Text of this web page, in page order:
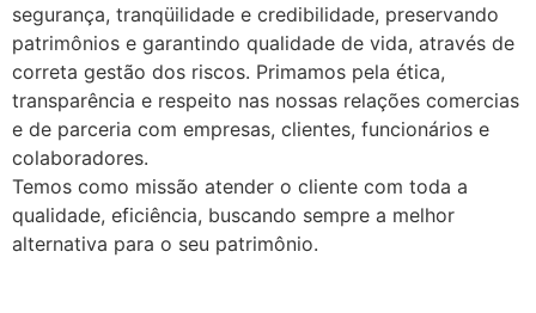
segurança, tranqüilidade e credibilidade, preservando
patrimônios e garantindo qualidade de vida, através de
correta gestão dos riscos. Primamos pela ética,
transparência e respeito nas nossas relações comercias
e de parceria com empresas, clientes, funcionários e
colaboradores.
Temos como missão atender o cliente com toda a
qualidade, eficiência, buscando sempre a melhor
alternativa para o seu patrimônio.